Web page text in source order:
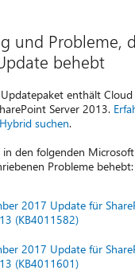
und Probleme,
behebt
enthält
Server 2013.
suchen.
den folgenden
Probleme behebt:
2017 Update für
(KB4011582)
2017 Update für
(KB4011601)